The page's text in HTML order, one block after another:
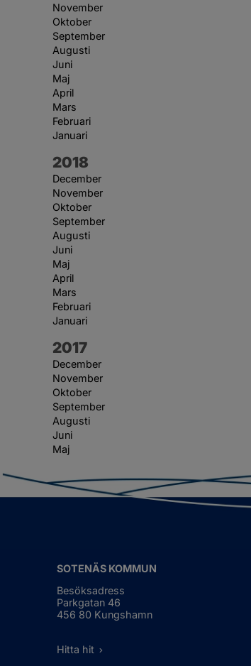
November
Oktober
September
Augusti
Juni
Maj
April
Mars
Februari
Januari
År:
2018
December
November
Oktober
September
Augusti
Juni
Maj
April
Mars
Februari
Januari
År:
2017
December
November
Oktober
September
Augusti
Juni
Maj
SOTENÄS KOMMUN
Besöksadress
Parkgatan 46
456 80 Kungshamn
Hitta hit